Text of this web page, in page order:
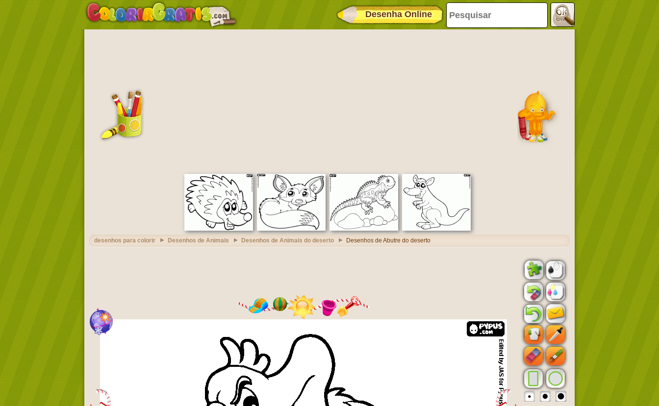
Desenha Online
desenhos para colorir Desenhos de Animais Desenhos de Animais do deserto Desenhos de Abutre do deserto